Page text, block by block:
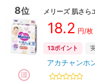
8位 メリーズ 肌さら
18.2 円/枚
13ポイント
アカチャンホ